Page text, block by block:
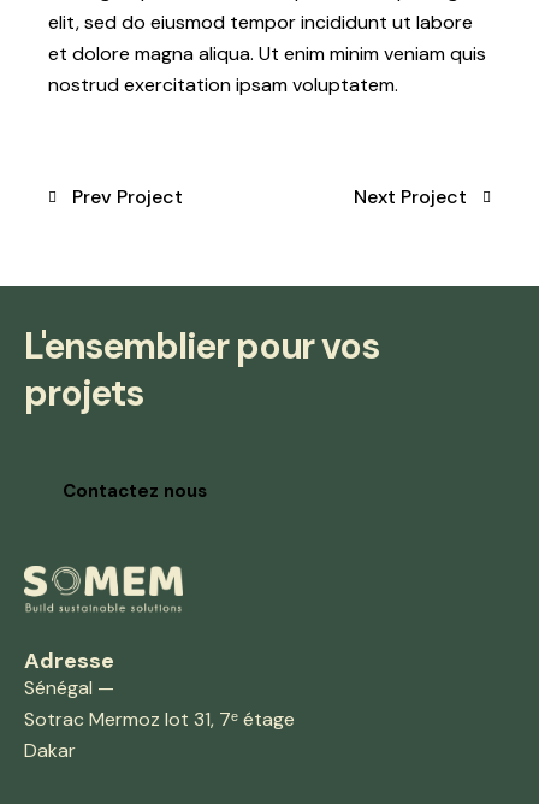
elit, sed do eiusmod tempor incididunt ut labore
et dolore magna aliqua. Ut enim minim veniam quis
nostrud exercitation ipsam voluptatem.
Prev Project Next Project
L'ensemblier pour vos
projets
Contactez nous
Adresse
Sénégal —
Sotrac Mermoz lot 31, 7ᵉ étage
Dakar